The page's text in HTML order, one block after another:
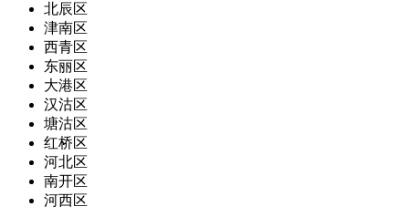
北辰区
津南区
西青区
东丽区
大港区
汉沽区
塘沽区
红桥区
河北区
南开区
河西区